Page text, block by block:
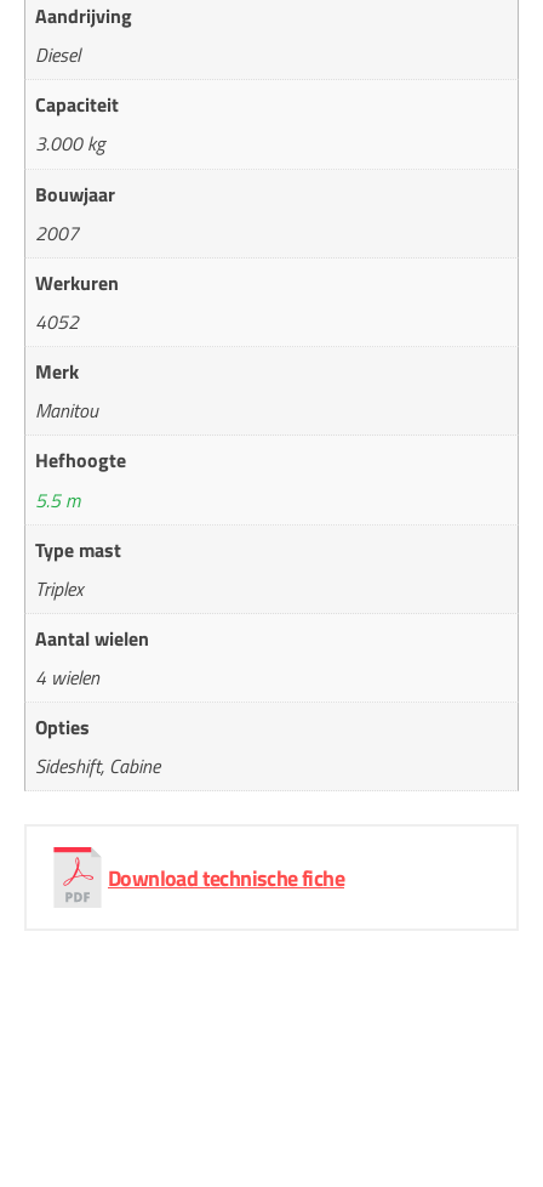
Aandrijving
Diesel
Capaciteit
3.000 kg
Bouwjaar
2007
Werkuren
4052
Merk
Manitou
Hefhoogte
5.5 m
Type mast
Triplex
Aantal wielen
4 wielen
Opties
Sideshift, Cabine
Download technische fiche